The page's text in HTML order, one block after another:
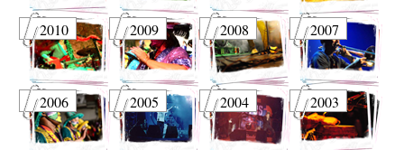
2010 2009 2008 2007
2006 2005 2004 2003